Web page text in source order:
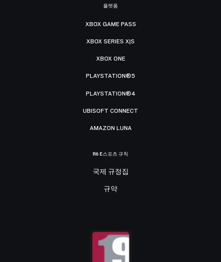
플랫폼
XBOX GAME PASS
XBOX SERIES X|S
XBOX ONE
PLAYSTATION®5
PLAYSTATION®4
UBISOFT CONNECT
AMAZON LUNA
R6 E스포츠 규칙
국제 규정집
규약